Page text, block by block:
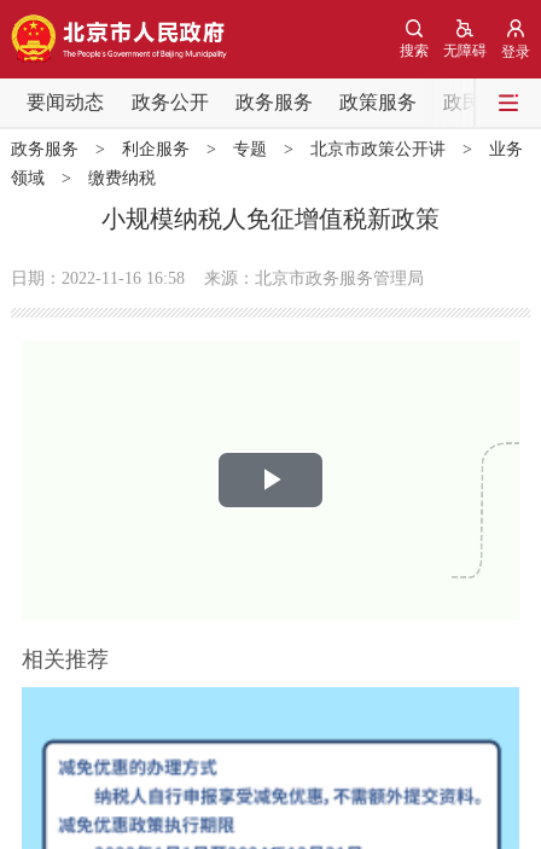
登录
无障碍
搜索
要闻动态 政务公开 政务服务 政策服务 政民互动
要闻动态
党中央精神 国务院信息 中央部委动态
北京要闻 会议信息 部门动态
各区热点
个人服务 法人服务 部门服务
便民服务
中介服务
政务服务 > 利企服务 > 专题 > 北京市政策公开讲> 业务
领域> 缴费纳税
小规模纳税人免征增值税新政策
日期：2022-11-16 16:58 来源：北京市政务服务管理局
播
相关推荐